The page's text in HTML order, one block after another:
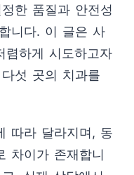
한 품질과 안전성
니다. 이 글은 사
렴하게 시도하고자
섯 곳의 치과를
따라 달라지며, 동
차이가 존재합니